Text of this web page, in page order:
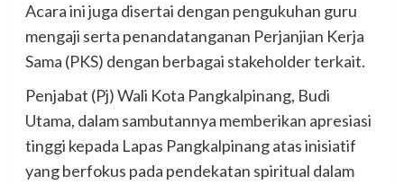
Acara ini juga disertai dengan pengukuhan guru
mengaji serta penandatanganan Perjanjian Kerja
Sama (PKS) dengan berbagai stakeholder terkait.
Penjabat (Pj) Wali Kota Pangkalpinang, Budi
Utama, dalam sambutannya memberikan apresiasi
tinggi kepada Lapas Pangkalpinang atas inisiatif
yang berfokus pada pendekatan spiritual dalam